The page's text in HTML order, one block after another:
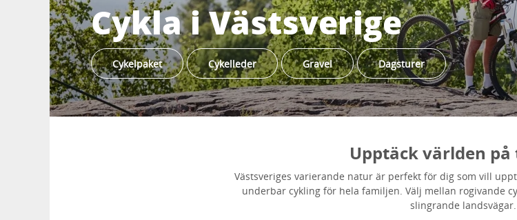
Cykla i Västsverige
Cykelpaket Cykelleder Gravel Dagsturer
Upptäck världen
Västsveriges varierande natur är perfekt för dig som vill
underbar cykling för hela familjen. Välj mellan rogivande
slingrande landsvägar.